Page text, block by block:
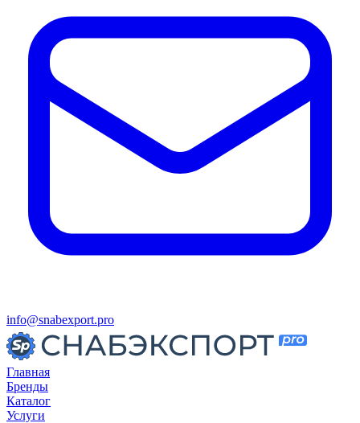
info@snabexport.pro
Главная
Бренды
Каталог
Услуги